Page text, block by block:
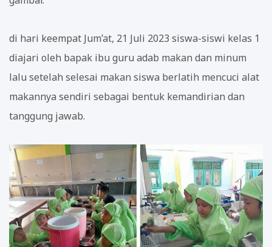
di hari keempat Jum’at, 21 Juli 2023 siswa-siswi kelas 1
diajari oleh bapak ibu guru adab makan dan minum
lalu setelah selesai makan siswa berlatih mencuci alat
makannya sendiri sebagai bentuk kemandirian dan
tanggung jawab.